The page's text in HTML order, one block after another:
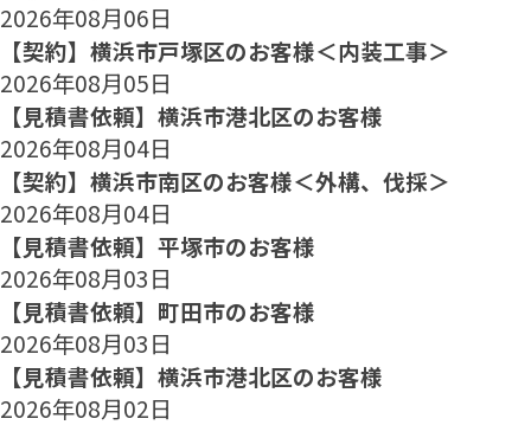
2026年08月06日
【契約】横浜市戸塚区のお客様＜内装工事＞
2026年08月05日
【見積書依頼】横浜市港北区のお客様
2026年08月04日
【契約】横浜市南区のお客様＜外構、伐採＞
2026年08月04日
【見積書依頼】平塚市のお客様
2026年08月03日
【見積書依頼】町田市のお客様
2026年08月03日
【見積書依頼】横浜市港北区のお客様
2026年08月02日